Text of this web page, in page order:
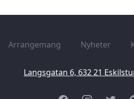
Arrangemang Nyheter
Langsgatan 6, 632 21